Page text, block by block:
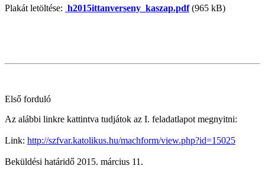
Plakát letöltése: h2015ittanverseny_kaszap.pdf(965 kB)
Első forduló
Az alábbi linkre kattintva tudjátok az I. feladatlapot megnyitni:
Link: http://szfvar.katolikus.hu/machform/view.php?id=15025
Beküldési határidő 2015. március 11.